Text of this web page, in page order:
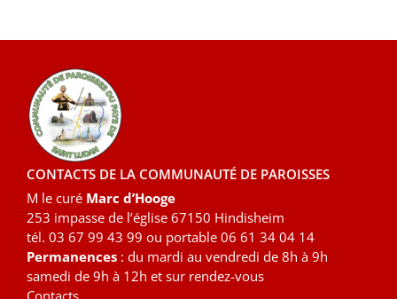
CONTACTS DE LA COMMUNAUTÉ DE PAROISSES
M le curé Marc d’Hooge
253 impasse de l’église 67150 Hindisheim
tél. 03 67 99 43 99 ou portable 06 61 34 04 14
Permanences : du mardi au vendredi de 8h à 9h
samedi de 9h à 12h et sur rendez-vous
Contacts